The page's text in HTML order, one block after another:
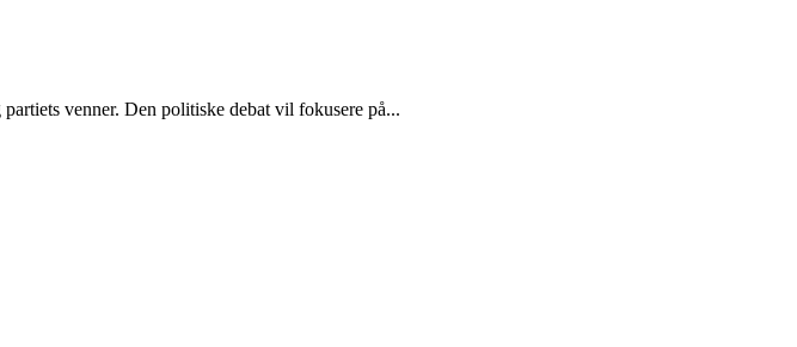
venner. Den politiske debat vil fokusere på...